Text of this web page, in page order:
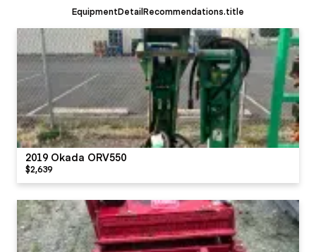
EquipmentDetailRecommendations.title
2019 Okada ORV550
$2,639